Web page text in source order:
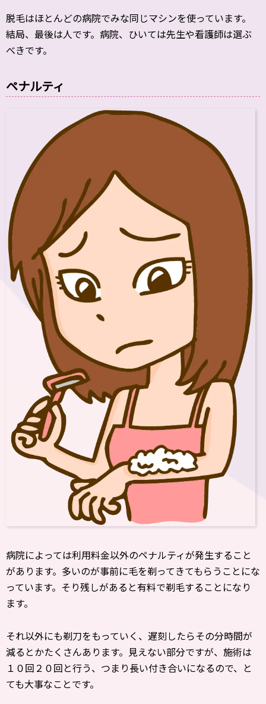
脱毛はほとんどの病院でみな同じマシンを使っています。
結局、最後は人です。病院、ひいては先生や看護師は選ぶ
べきです。
ペナルティ
病院によっては利用料金以外のペナルティが発生すること
があります。多いのが事前に毛を剃ってきてもらうことにな
っています。そり残しがあると有料で剃毛することになり
ます。
それ以外にも剃刀をもっていく、遅刻したらその分時間が
減るとかたくさんあります。見えない部分ですが、施術は
１０回２０回と行う、つまり長い付き合いになるので、と
ても大事なことです。